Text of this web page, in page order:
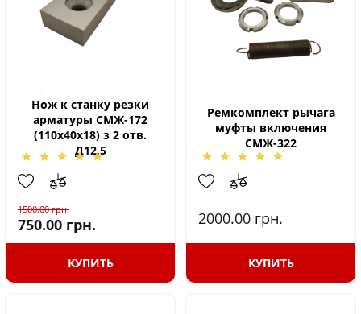
Нож к станку резки
арматуры СМЖ-172
(110х40х18) з 2 отв.
Д12,5
1500.00грн.
750.00 грн.
КУПИТЬ
Ремкомплект рычага
муфты включения
СМЖ-322
2000.00 грн.
КУПИТЬ